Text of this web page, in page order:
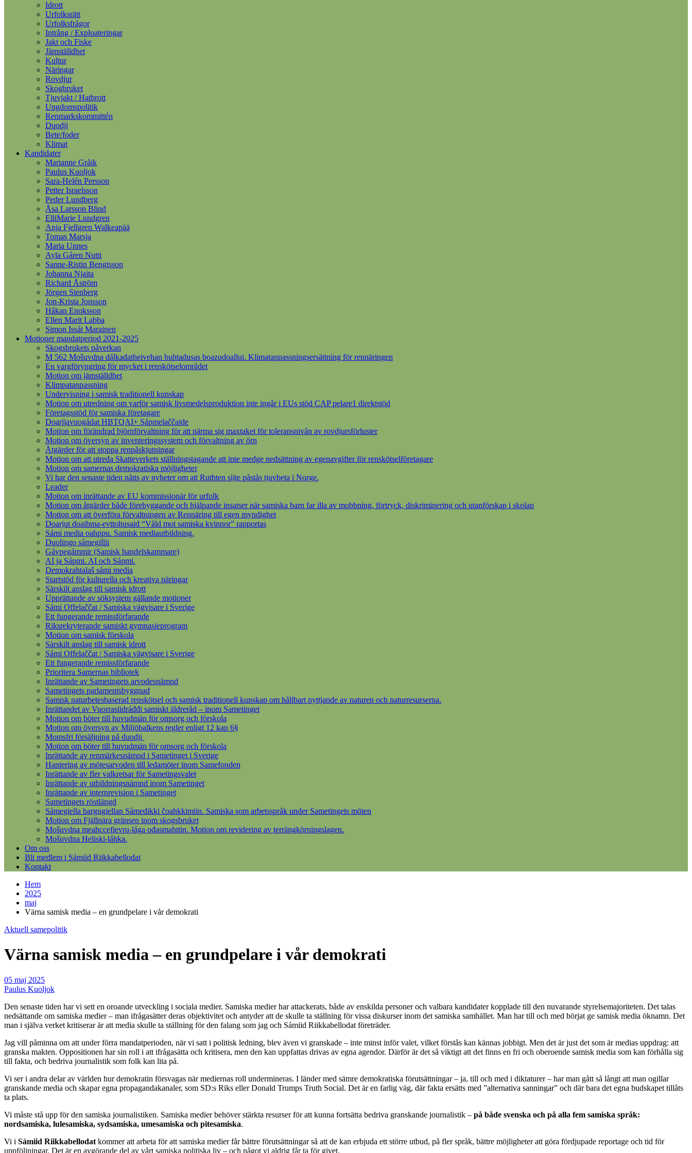
Idrott
Urfolksrätt
Urfolksfrågor
Intrång / Exploateringar
Jakt och Fiske
Jämställdhet
Kultur
Näringar
Rovdjur
Skogbruket
Tjuvjakt / Hatbrott
Ungdomspolitik
Renmarkskommittén
Duodji
Bete/foder
Klimat
Kandidater
Marianne Gråik
Paulus Kuoljok
Sara-Helén Persson
Petter Israelsson
Peder Lundberg
Åsa Larsson Blind
ElliMarie Lundgren
Anja Fjellgren Walkeapää
Tomas Marsja
Maria Unnes
Ayla Gáren Nutti
Sanne-Ristin Bengtsson
Johanna Njaita
Richard Åström
Jörgen Stenberg
Jon-Krista Jonsson
Håkan Enoksson
Ellen Marit Labba
Simon Issát Marainen
Motioner mandatperiod 2021-2025
Skogsbrukets påverkan
M 562 Mošuvdna dálkadatheivehan buhtadusas boazudoallui. Klimatanpassningsersättning för rennäringen
En vargföryngring för mycket i renskötselområdet
Motion om jämställdhet
Klimpatanpassning
Undervisning i samisk traditionell kunskap
Motion om utredning om varför samisk livsmedelsproduktion inte ingår i EUs stöd CAP pelare1 direktstöd
Företagsstöd för samiska företagare
Doarjjavuogádat HBTQAI+ Sápmelaččaide
Motion om förändrad björnförvaltning för att närma sig maxtaket för toleransnivån av rovdjursförluster
Motion om översyn av inventeringssystem och förvaltning av örn
Åtgärder för att stoppa renpåskjutningar
Motion om att utreda Skatteverkets ställningstagande att inte medge nedsättning av egenavgifter för renskötselföretagare
Motion om samernas demokratiska möjligheter
Vi har den senaste tiden nåtts av nyheter om att Ruthten sijte påstås tjuvbeta i Norge.
Leader
Motion om inrättande av EU kommissionär för urfolk
Motion om åtgärder både förebyggande och hjälpande insatser när samiska barn far illa av mobbning, förtryck, diskriminering och utanförskap i skolan
Motion om att överföra förvaltningen av Rennäring till egen myndighet
Doarjut doaibma-evttohusaid “Våld mot samiska kvinnor” rapportas
Sámi media oahppu. Samisk mediautbildning.
Duolingo sámegillii
Gávpegámmir (Samisk handelskammare)
AI ja Sápmi. AI och Sápmi.
Demokrahtalaš sámi media
Startstöd för kulturella och kreativa näringar
Särskilt anslag till samisk idrott
Upprättande av söksystem gällande motioner
Sámi Offelaččat / Samiska vägvisare i Sverige
Ett fungerande remissförfarande
Riksrekryterande samiskt gymnasieprogram
Motion om samisk förskola
Särskilt anslag till samisk idrott
Sámi Offelaččat / Samiska vägvisare i Sverige
Ett fungerande remissförfarande
Prioritera Samernas bibliotek
Inrättande av Sametingets arvodesnämnd
Sametingets parlamentsbyggnad
Samisk naturbetesbaserad renskötsel och samisk traditionell kunskap om hållbart nyttjande av naturen och naturresurserna.
Inrättandet av Vuorrasiidráđđi samiskt äldreråd – inom Sametinget
Motion om böter till huvudmän för omsorg och förskola
Motion om översyn av Miljöbalkens regler enligt 12 kap 6§
Momsfri försäljning på duodji
Motion om böter till huvudmän för omsorg och förskola
Inrättande av renmärkesnämnd i Sametinget i Sverige
Hantering av mötesarvoden till ledamöter inom Samefonden
Inrättande av fler valkretsar för Sametingsvalet
Inrättande av utbildningsnämnd inom Sametinget
Inrättande av internrevision i Sametinget
Sametingets röstlängd
Sámegiella bargugiellan Sámedikki čoahkkimiin. Samiska som arbetsspråk under Sametingets möten
Motion om Fjällnära gränsen inom skogsbruket
Mošuvdna meahccefievru-lága ođasmahttin. Motion om revidering av terrängkörningslagen.
Mošuvdna Heliski-láhka.
Om oss
Bli medlem i Sámiid Riikkabellodat
Kontakt
Hem
2025
maj
Värna samisk media – en grundpelare i vår demokrati
Aktuell samepolitik
Värna samisk media – en grundpelare i vår demokrati
05 maj 2025
Paulus Kuoljok
Den senaste tiden har vi sett en oroande utveckling i sociala medier. Samiska medier har attackerats, både av enskilda personer och valbara kandidater kopplade till den nuvarande styrelsemajoriteten. Det talas
nedsättande om samiska medier – man ifrågasätter deras objektivitet och antyder att de skulle ta ställning för vissa diskurser inom det samiska samhället. Man har till och med börjat ge samisk media öknamn. Det
man i själva verket kritiserar är att media skulle ta ställning för den falang som jag och Sámiid Riikkabellodat företräder.
Jag vill påminna om att under förra mandatperioden, när vi satt i politisk ledning, blev även vi granskade – inte minst inför valet, vilket förstås kan kännas jobbigt. Men det är just det som är medias uppdrag: att
granska makten. Oppositionen har sin roll i att ifrågasätta och kritisera, men den kan uppfattas drivas av egna agendor. Därför är det så viktigt att det finns en fri och oberoende samisk media som kan förhålla sig
till fakta, och bedriva journalistik som folk kan lita på.
Vi ser i andra delar av världen hur demokratin försvagas när mediernas roll undermineras. I länder med sämre demokratiska förutsättningar – ja, till och med i diktaturer – har man gått så långt att man ogillar
granskande media och skapar egna propagandakanaler, som SD:s Riks eller Donald Trumps Truth Social. Det är en farlig väg, där fakta ersätts med ”alternativa sanningar” och där bara det egna budskapet tillåts
ta plats.
Vi måste stå upp för den samiska journalistiken. Samiska medier behöver stärkta resurser för att kunna fortsätta bedriva granskande journalistik – på både svenska och på alla fem samiska språk:
nordsamiska, lulesamiska, sydsamiska, umesamiska och pitesamiska.
Vi i Sámiid Riikkabellodat kommer att arbeta för att samiska medier får bättre förutsättningar så att de kan erbjuda ett större utbud, på fler språk, bättre möjligheter att göra fördjupade reportage och tid för
uppföljningar. Det är en avgörande del av vårt samiska politiska liv – och något vi aldrig får ta för givet.